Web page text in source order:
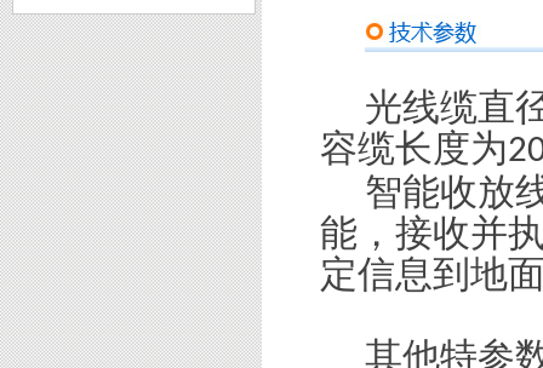
光线缆直
容缆长度为
智能收放
能，接收并
定信息到地
其他特参